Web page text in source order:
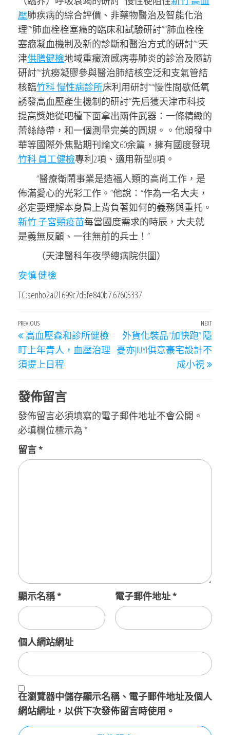
壓肺疾病的綜合評價、非藥物醫治及智能化治
理”“肺血栓栓塞癥的臨床和試驗研討”“肺血栓栓
塞癥凝血機制及新的診斷和醫治方式的研討”“天
津供膳健檢地域重癥流感病毒肺炎的診治及隨訪
研討”“抗癆凝膠參與醫治肺結核空泛和支氣管結
核臨竹科 慢性病診所床利用研討”“慢性間歇低氧
誘發高血壓產生機制的研討”先后獲天津市科技
提高獎她從吧檯下面拿出兩件武器：一條精緻的
蕾絲絲帶，和一個測量完美的圓規。。他頒發中
華等國際外焦點期刊論文60余篇，擁有國度發現
竹科 員工健檢專利2項、適用新型8項。
“醫療衛鬧事業是造福人類的高尚工作，是
佈滿愛心的光彩工作。”他說：“作為一名大夫，
必定要理解本身肩上背負著如何的義務與重托。
新竹 子宮頸疫苗每當國度需求的時辰，大夫就
是義無反顧、一往無前的兵士！”
（天津醫科年夜學總病院供圖）
安慎 健檢
TC:senho2ai2l 699c7d5fe840b7.67605337
文
章
導
Previous
Post
PREVIOUS
高血壓森和診所健檢
盯上年青人，血壓治理
須提上日程
Next
Post
NEXT
外貨化裝品“加快跑” 隱
憂亦JIUYI俱意豪宅設計不
成小視
發佈留言
發佈留言必須填寫的電子郵件地址不會公開。
必填欄位標示為 *
留言*
顯示名稱* 電子郵件地址*
個人網站網址
在瀏覽器中儲存顯示名稱、電子郵件地址及個人
網站網址，以供下次發佈留言時使用。